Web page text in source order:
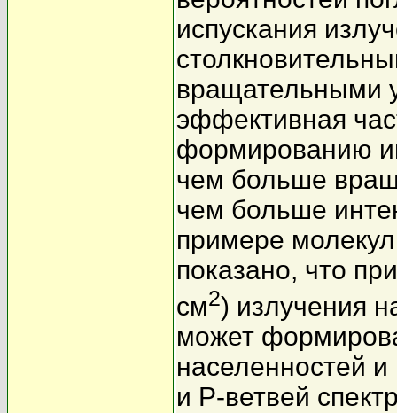
испускания
вращательными
эффективная
формированию
чем больше
чем больше
примере
показано, что
см2) излучения
может
населенностей
и P-ветвей